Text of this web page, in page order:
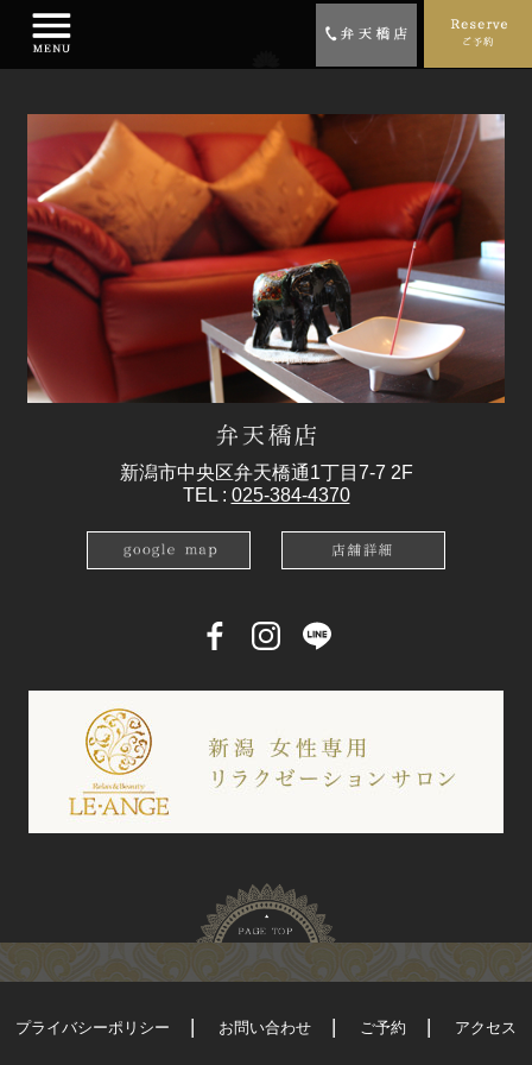
新潟市中央区弁天橋通1丁目7-7 2F
TEL : 025-384-4370
プライバシーポリシー お問い合わせ ご予約 アクセス